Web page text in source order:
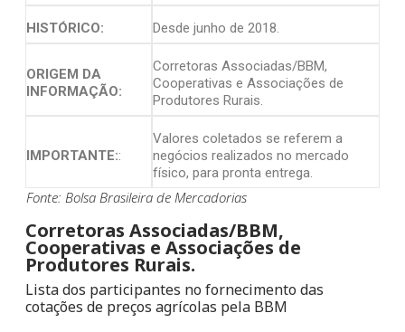
HISTÓRICO: Desde junho de 2018.
ORIGEM DA
INFORMAÇÃO:
Corretoras Associadas/BBM,
Cooperativas e Associações de
Produtores Rurais.
IMPORTANTE::
Valores coletados se referem a
negócios realizados no mercado
físico, para pronta entrega.
Fonte: Bolsa Brasileira de Mercadorias
Corretoras Associadas/BBM,
Cooperativas e Associações de
Produtores Rurais.
Lista dos participantes no fornecimento das
cotações de preços agrícolas pela BBM